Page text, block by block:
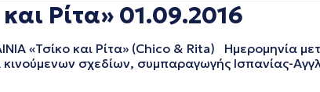
2020
2020
2020
2020
Ρίτα» 01.09.2016
«Τσίκο και Ρίτα» (Chico & Rita) Ημερομηνία
σχεδίων, συμπαραγωγής Ισπανίας-